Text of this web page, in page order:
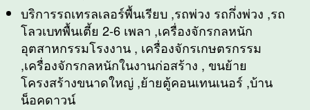
บริการรถเทรลเลอร์พื้นเรียบ ,รถพ่วง รถกึ่งพ่วง ,รถ
โลวเบทพื้นเตี้ย 2-6 เพลา ,เครื่องจักรกลหนัก
อุตสาหกรรมโรงงาน , เครื่องจักรเกษตรกรรม
,เครื่องจักรกลหนักในงานก่อสร้าง , ขนย้าย
โครงสร้างขนาดใหญ่ ,ย้ายตู้คอนเทนเนอร์ ,บ้าน
น็อคดาวน์